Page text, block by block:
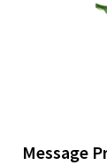
Message